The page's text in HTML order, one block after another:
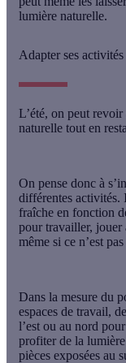
lumière naturelle.
Adapter ses
L’été, on peut
naturelle tout en
On pense donc à
différentes
fraîche en fonction
pour travailler, jouer
même si ce n’est pas
Dans la mesure du
espaces de travail,
l’est ou au nord
profiter de la
pièces exposées au